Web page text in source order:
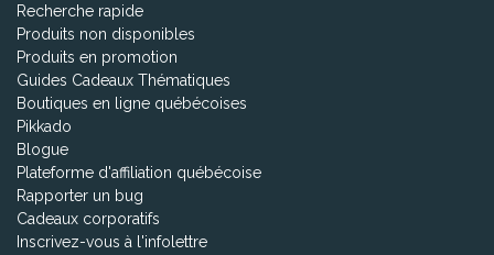
Recherche rapide
Produits non disponibles
Produits en promotion
Guides Cadeaux Thématiques
Boutiques en ligne québécoises
Pikkado
Blogue
Plateforme d'affiliation québécoise
Rapporter un bug
Cadeaux corporatifs
Inscrivez-vous à l'infolettre